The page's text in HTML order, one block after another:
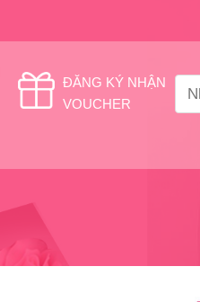
ĐĂNG KÝ NHẬN
VOUCHER